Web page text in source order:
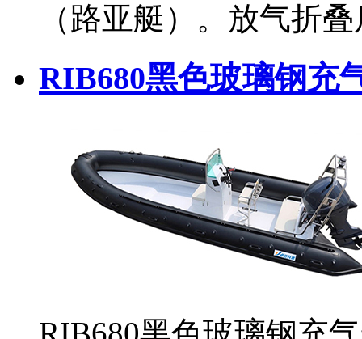
（路亚艇）。放气折
RIB680黑色玻璃钢充